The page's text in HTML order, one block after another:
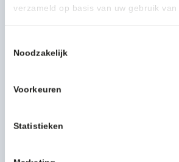
verzameld op basis van uw gebruik van
Noodzakelijk
Voorkeuren
Statistieken
aantal
Neem contact op